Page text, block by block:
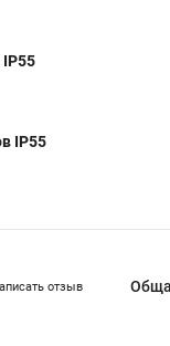
IP55
отзыв